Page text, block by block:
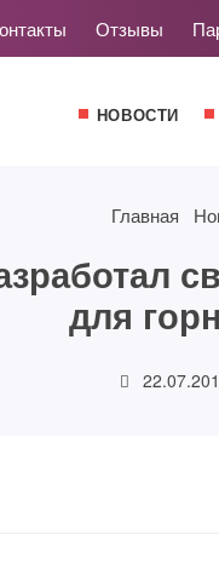
Отзывы
НОВОСТИ
Главная
для